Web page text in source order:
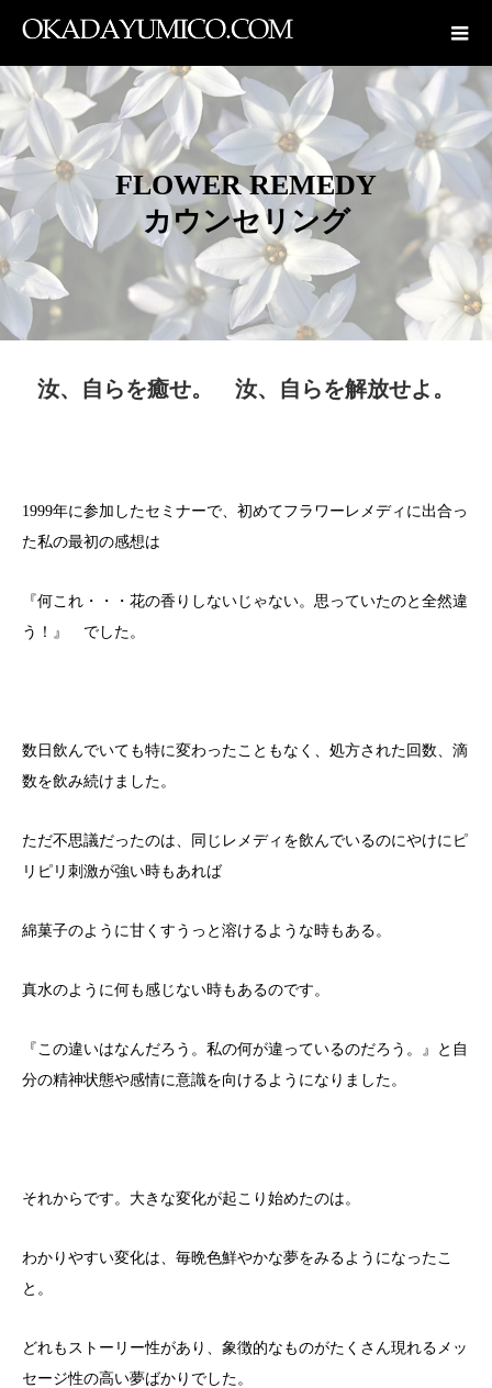
FLOWER REMEDY
カウンセリング
汝、自らを癒せ。 汝、自らを解放せよ。
1999年に参加したセミナーで、初めてフラワーレメディに出合っ
た私の最初の感想は
『何これ・・・花の香りしないじゃない。思っていたのと全然違
う！』 でした。
数日飲んでいても特に変わったこともなく、処方された回数、滴
数を飲み続けました。
ただ不思議だったのは、同じレメディを飲んでいるのにやけにピ
リピリ刺激が強い時もあれば
綿菓子のように甘くすうっと溶けるような時もある。
真水のように何も感じない時もあるのです。
『この違いはなんだろう。私の何が違っているのだろう。』と自
分の精神状態や感情に意識を向けるようになりました。
それからです。大きな変化が起こり始めたのは。
わかりやすい変化は、毎晩色鮮やかな夢をみるようになったこ
と。
どれもストーリー性があり、象徴的なものがたくさん現れるメッ
セージ性の高い夢ばかりでした。